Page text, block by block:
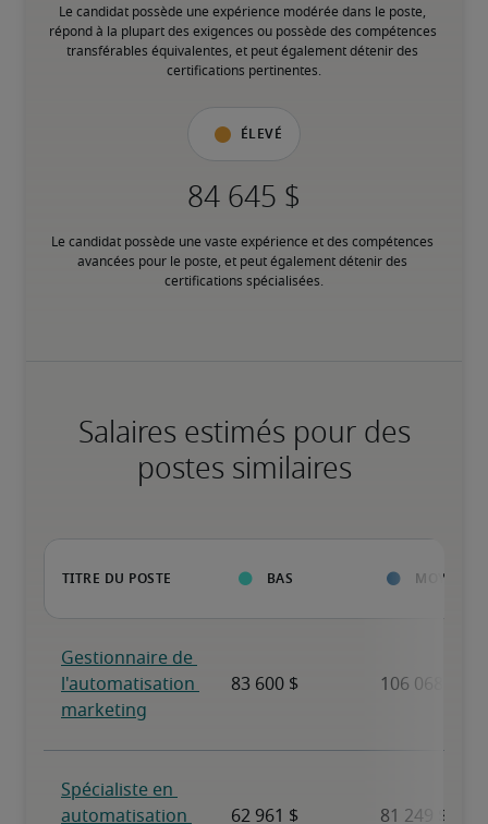
Le candidat possède une expérience modérée dans le poste,
répond à la plupart des exigences ou possède des compétences
transférables équivalentes, et peut également détenir des
certifications pertinentes.
Élevé
Le candidat possède une vaste expérience et des compétences
avancées pour le poste, et peut également détenir des
certifications spécialisées.
Salaires estimés pour des
postes similaires